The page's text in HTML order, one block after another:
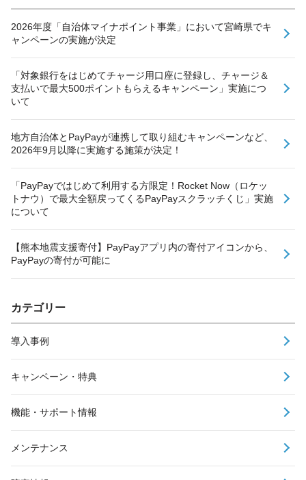
2026年度「自治体マイナポイント事業」において宮崎県でキ
ャンペーンの実施が決定
「対象銀行をはじめてチャージ用口座に登録し、チャージ＆
支払いで最大500ポイントもらえるキャンペーン」実施につ
いて
地方自治体とPayPayが連携して取り組むキャンペーンなど、
2026年9月以降に実施する施策が決定！
「PayPayではじめて利用する方限定！Rocket Now（ロケッ
トナウ）で最大全額戻ってくるPayPayスクラッチくじ」実施
について
【熊本地震支援寄付】PayPayアプリ内の寄付アイコンから、
PayPayの寄付が可能に
カテゴリー
導入事例
キャンペーン・特典
機能・サポート情報
メンテナンス